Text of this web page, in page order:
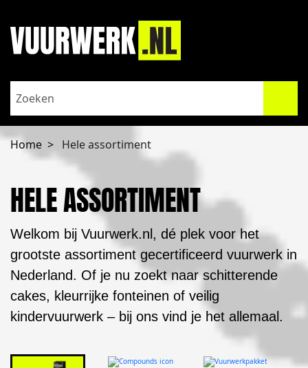
Home Hele assortiment
HELE ASSORTIMENT
Welkom bij Vuurwerk.nl, dé plek voor het
grootste assortiment gecertificeerd vuurwerk in
Nederland. Of je nu zoekt naar schitterende
cakes, kleurrijke fonteinen of veilig
kindervuurwerk – bij ons vind je het allemaal.